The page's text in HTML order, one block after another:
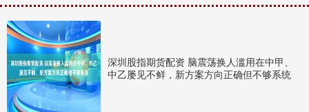
深圳股指期货配资 脑震荡换人滥用在中甲、
中乙屡见不鲜，新方案方向正确但不够系统